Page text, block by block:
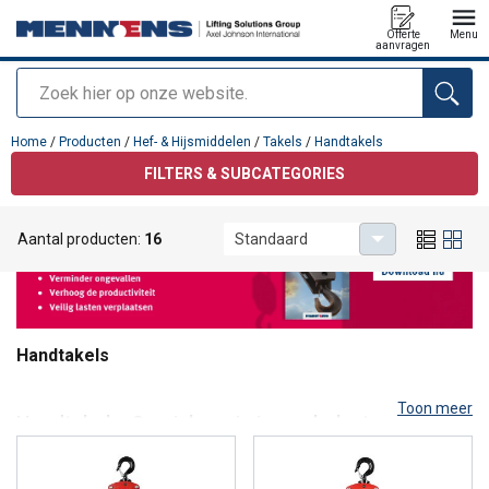
Zoeken
Offerte
aanvragen
Menu
toegevoegd aan uw offerte
Home / Producten / Hef- & Hijsmiddelen / Takels / Handtakels
FILTERS & SUBCATEGORIES
Handtakels
Handtakels: Onmisbaar in je werkplaats.
Ben je op zoek naar een handtakel om lichtere tot zware lasten
Toon meer
Aantal producten: 16 Standaard